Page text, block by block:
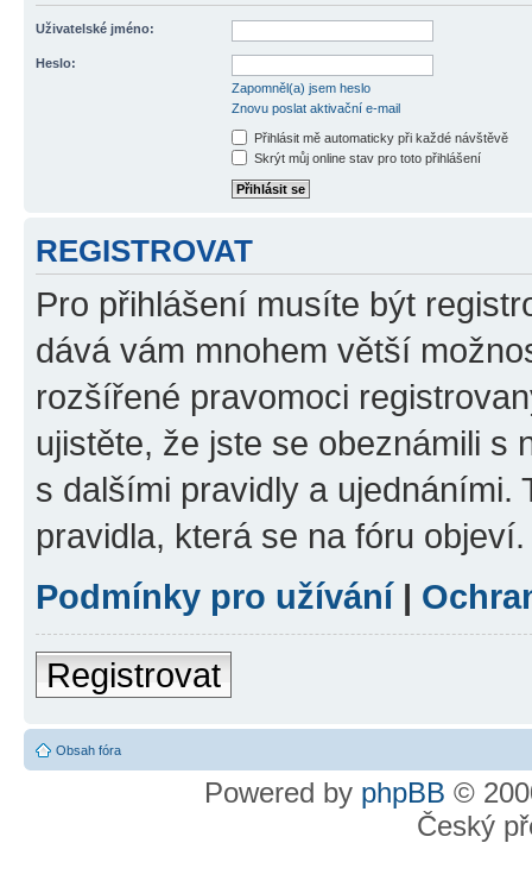
Uživatelské jméno:
Heslo:
Zapomněl(a) jsem heslo
Znovu poslat aktivační e-mail
Přihlásit mě automaticky při každé návštěvě
Skrýt můj online stav pro toto přihlášení
REGISTROVAT
Pro přihlášení musíte být
dává vám mnohem větší
rozšířené pravomoci
ujistěte, že jste se obeznámili s
s dalšími pravidly a ujednáními.
pravidla, která se na fóru objeví.
Podmínky pro užívání|
Registrovat
Obsah fóra
Powered by phpBB ©
Český